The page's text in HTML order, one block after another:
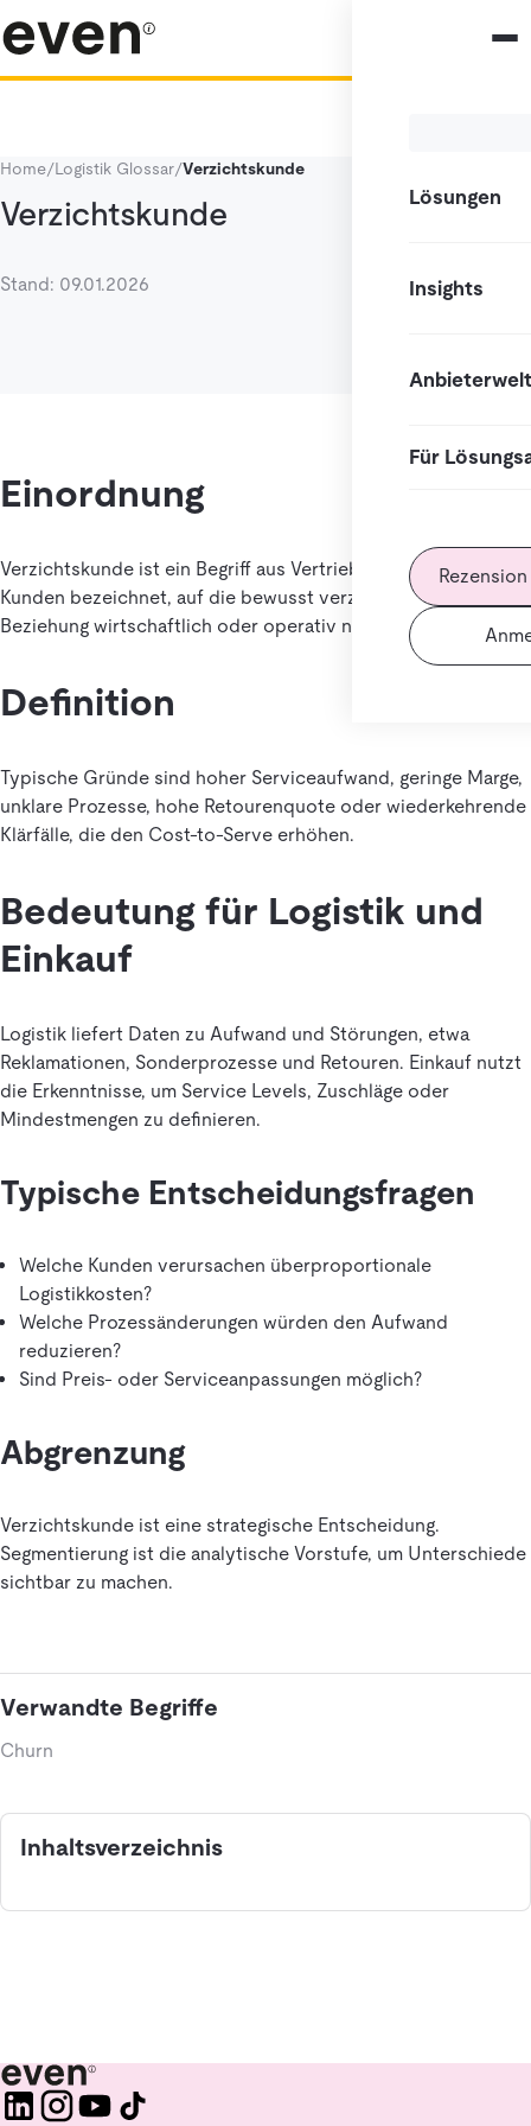
Lösungen
Insights
Anbieterwelt
Für
Home/Logistik Glossar/Verzichtskunde
Verzichtskunde
Stand: 09.01.2026
Einordnung
Verzichtskunde ist ein Begriff aus Vertrieb und Service, der
Kunden bezeichnet, auf die bewusst verzichtet wird, weil die
Beziehung wirtschaftlich oder operativ nicht sinnvoll ist.
Definition
Typische Gründe sind hoher Serviceaufwand, geringe Marge,
unklare Prozesse, hohe Retourenquote oder wiederkehrende
Klärfälle, die den Cost-to-Serve erhöhen.
Bedeutung für Logistik und
Einkauf
Logistik liefert Daten zu Aufwand und Störungen, etwa
Reklamationen, Sonderprozesse und Retouren. Einkauf nutzt
die Erkenntnisse, um Service Levels, Zuschläge oder
Mindestmengen zu definieren.
Typische Entscheidungsfragen
Welche Kunden verursachen überproportionale
Logistikkosten?
Welche Prozessänderungen würden den Aufwand
reduzieren?
Sind Preis- oder Serviceanpassungen möglich?
Abgrenzung
Verzichtskunde ist eine strategische Entscheidung.
Segmentierung ist die analytische Vorstufe, um Unterschiede
sichtbar zu machen.
Verwandte Begriffe
Churn
Inhaltsverzeichnis